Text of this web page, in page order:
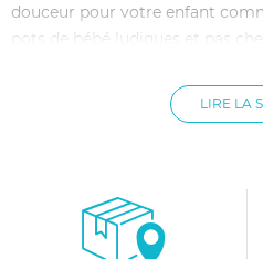
douceur pour votre enfant
pots de bébé ludiques et pas
toute sécurité. Les marques
Confort ont conçus des pots
sécurité de bébé n´est pas
de plastique inoffensif pour la
LIRE LA